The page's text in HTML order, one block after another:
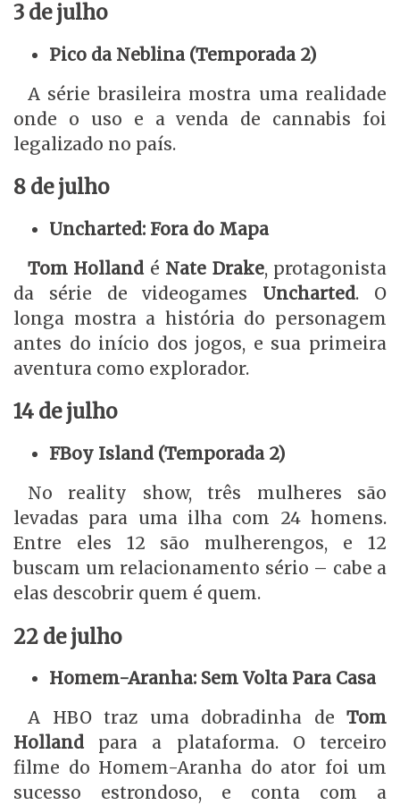
3 de julho
Pico da Neblina (Temporada 2)
A série brasileira mostra uma realidade
onde o uso e a venda de cannabis foi
legalizado no país.
8 de julho
Uncharted: Fora do Mapa
Tom Holland é Nate Drake, protagonista
da série de videogames Uncharted. O
longa mostra a história do personagem
antes do início dos jogos, e sua primeira
aventura como explorador.
14 de julho
FBoy Island (Temporada 2)
No reality show, três mulheres são
levadas para uma ilha com 24 homens.
Entre eles 12 são mulherengos, e 12
buscam um relacionamento sério – cabe a
elas descobrir quem é quem.
22 de julho
Homem-Aranha: Sem Volta Para Casa
A HBO traz uma dobradinha de Tom
Holland para a plataforma. O terceiro
filme do Homem-Aranha do ator foi um
sucesso estrondoso, e conta com a